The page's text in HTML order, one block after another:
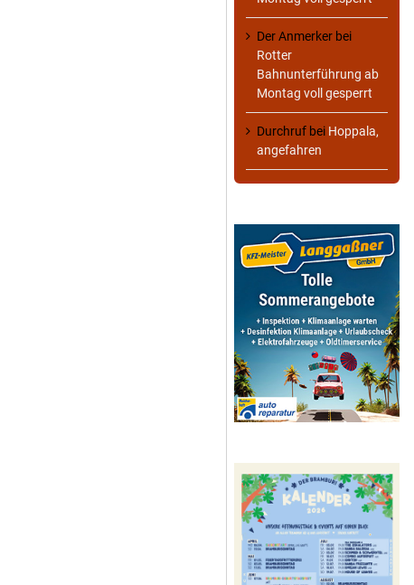
Der Anmerker bei
Rotter
Bahnunterführung ab
Montag voll gesperrt
Durchruf bei Hoppala,
angefahren